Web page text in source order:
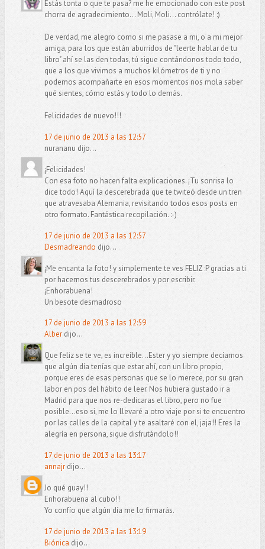
Estás tonta o que te pasa? me he emocionado con este post
chorra de agradecimiento... Moli, Moli... contrólate! :)
De verdad, me alegro como si me pasase a mi, o a mi mejor
amiga, para los que están aburridos de "leerte hablar de tu
libro" ahí se las den todas, tú sigue contándonos todo todo,
que a los que vivimos a muchos kilómetros de ti y no
podemos acompañarte en esos momentos nos mola saber
qué sientes, cómo estás y todo lo demás.
Felicidades de nuevo!!!
17 de junio de 2013 a las 12:57
nurananu dijo...
¡Felicidades!
Con esa foto no hacen falta explicaciones. ¡Tu sonrisa lo
dice todo! Aquí la descerebrada que te twiteó desde un tren
que atravesaba Alemania, revisitando todos esos posts en
otro formato. Fantástica recopilación. :-)
17 de junio de 2013 a las 12:57
Desmadreando dijo...
¡Me encanta la foto! y simplemente te ves FELIZ :P gracias a ti
por hacernos tus descerebrados y por escribir.
¡Enhorabuena!
Un besote desmadroso
17 de junio de 2013 a las 12:59
Alberdijo...
Que feliz se te ve, es increíble...Ester y yo siempre decíamos
que algún día tenías que estar ahí, con un libro propio,
porque eres de esas personas que se lo merece, por su gran
labor en pos del hábito de leer. Nos hubiera gustado ir a
Madrid para que nos re-dedicaras el libro, pero no fue
posible...eso si, me lo llevaré a otro viaje por si te encuentro
por las calles de la capital y te asaltaré con el, jaja!! Eres la
alegría en persona, sigue disfrutándolo!!
17 de junio de 2013 a las 13:17
annajrdijo...
Jo qué guay!!
Enhorabuena al cubo!!
Yo confío que algún día me lo firmarás.
17 de junio de 2013 a las 13:19
Biónica dijo...